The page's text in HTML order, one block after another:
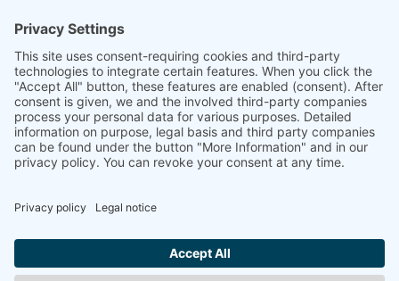
Pliki do pobrania SHP
Wybierz swój język
DE
EN
PL